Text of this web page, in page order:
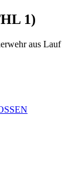
1)
aus Lauf